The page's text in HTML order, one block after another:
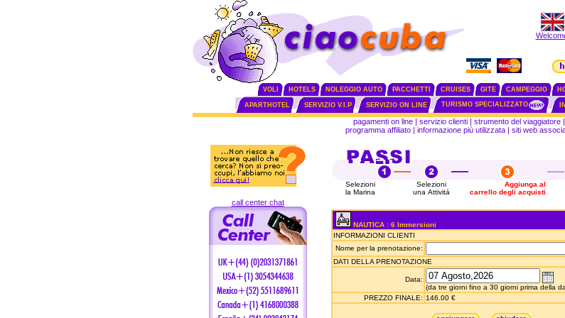
VOLI HOTELS NOLEGGIO AUTO PACCHETTI CRUISES GITE CAMPEGGIO
APARTHOTEL SERVIZIO V.I.P SERVIZIO ON LINE TURISMO SPECIALIZZATO
call center chat
pagamenti on line | servizio clienti | strumento del viaggiatore |
programma affiliato| informazione più utilizzata| siti web
Selezioni
la Marina
Selezioni
una Attivitá
Aggiunga al
carrello degli acquisti
NAUTICA : 6 Immersioni
INFORMAZIONI CLIENTI
Nome per la prenotazione:
DATI DELLA PRENOTAZIONE
Data:
(da tre giorni fino a 30 giorni prima della
PREZZO FINALE: 146.00 €